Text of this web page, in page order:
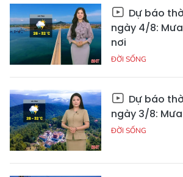
Dự báo
ngày 4/8:
nơi
ĐỜI SỐNG
Dự báo
ngày 3/8:
ĐỜI SỐNG